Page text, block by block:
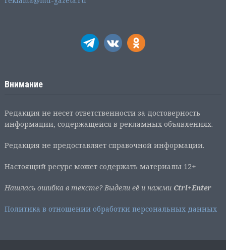
Внимание
Редакция не несет ответственности за достоверность
информации, содержащейся в рекламных объявлениях.
Редакция не предоставляет справочной информации.
Настоящий ресурс может содержать материалы 12+
Нашлась ошибка в тексте? Выдели её и нажми Ctrl+Enter
Политика в отношении обработки персональных данных